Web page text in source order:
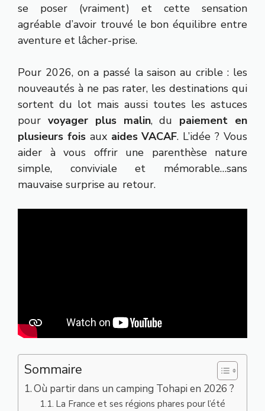
se poser (vraiment) et cette sensation
agréable d’avoir trouvé le bon équilibre entre
aventure et lâcher-prise.
Pour 2026, on a passé la saison au crible : les
nouveautés à ne pas rater, les destinations qui
sortent du lot mais aussi toutes les astuces
pour voyager plus malin, du paiement en
plusieurs foisaux aides VACAF. L’idée ? Vous
aider à vous offrir une parenthèse nature
simple, conviviale et mémorable…sans
mauvaise surprise au retour.
Sommaire
Où partir dans un camping Tohapi en 2026 ?
La France et ses régions phares pour l’été